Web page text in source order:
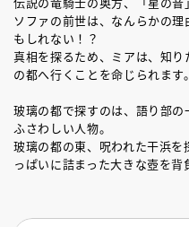
ソファの前世は、なんらかの
もしれない！？
真相を探るため、ミアは、知
の都へ行くことを命じられます。
玻璃の都で探すのは、語り部
ふさわしい人物。
玻璃の都の東、呪われた干浜
っぱいに詰まった大きな壺を